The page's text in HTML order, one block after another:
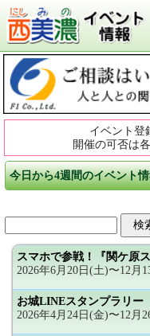
イベント登
開催の可否は
今日から4週間のイベン
スマホで参戦！『関ケ原
2026年6月20日(土)〜12月
お城LINEスタンプラリー
2026年4月24日(金)〜12月